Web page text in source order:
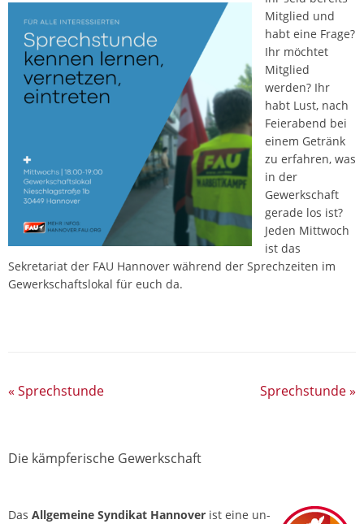
Mitglied und
habt eine Frage?
Ihr möchtet
Mitglied
werden? Ihr
habt Lust, nach
Feierabend bei
einem Getränk
zu erfahren, was
in der
Gewerkschaft
gerade los ist?
Jeden Mittwoch
ist das
Sekretariat der FAU Hannover während der Sprechzeiten im
Gewerkschaftslokal für euch da.
« Sprechstunde Sprechstunde»
Die kämpferische Gewerkschaft
Das Allgemeine Syndikat Hannover ist eine un­